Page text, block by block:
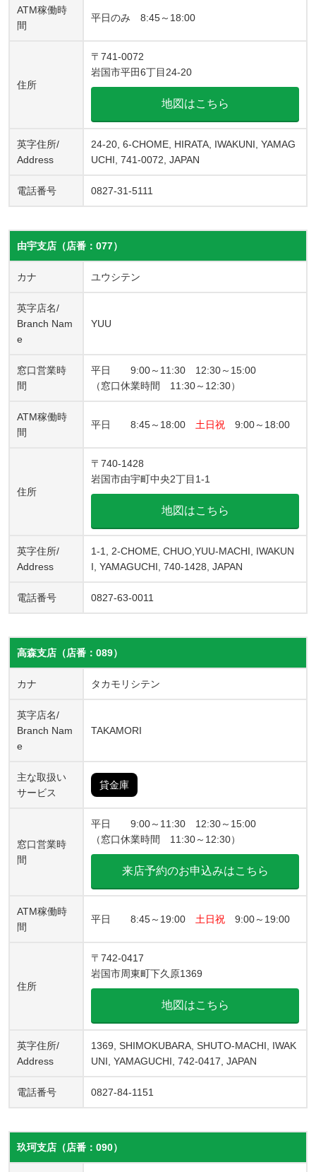
ATM稼働時
間
平日のみ 8:45～18:00
住所
〒741-0072
岩国市平田6丁目24-20
地図はこちら
英字住所/
Address
24-20, 6-CHOME, HIRATA, IWAKUNI, YAMAG
UCHI, 741-0072, JAPAN
電話番号 0827-31-5111
由宇支店（店番：077）
カナ ユウシテン
英字店名/
Branch Nam
e
YUU
窓口営業時
間
平日 9:00～11:30 12:30～15:00
（窓口休業時間 11:30～12:30）
ATM稼働時
間
平日 8:45～18:00 土日祝 9:00～18:00
住所
〒740-1428
岩国市由宇町中央2丁目1-1
地図はこちら
英字住所/
Address
1-1, 2-CHOME, CHUO,YUU-MACHI, IWAKUN
I, YAMAGUCHI, 740-1428, JAPAN
電話番号 0827-63-0011
高森支店（店番：089）
カナ タカモリシテン
英字店名/
Branch Nam
e
TAKAMORI
主な取扱い
サービス
貸金庫
窓口営業時
間
平日 9:00～11:30 12:30～15:00
（窓口休業時間 11:30～12:30）
来店予約のお申込みはこちら
ATM稼働時
間
平日 8:45～19:00 土日祝 9:00～19:00
住所
〒742-0417
岩国市周東町下久原1369
地図はこちら
英字住所/
Address
1369, SHIMOKUBARA, SHUTO-MACHI, IWAK
UNI, YAMAGUCHI, 742-0417, JAPAN
電話番号 0827-84-1151
玖珂支店（店番：090）